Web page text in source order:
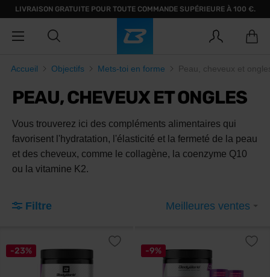
LIVRAISON GRATUITE POUR TOUTE COMMANDE SUPÉRIEURE À 100 €.
Accueil Objectifs Mets-toi en forme Peau, cheveux et
PEAU, CHEVEUX ET ONGLES
Vous trouverez ici des compléments alimentaires qui
favorisent l'hydratation, l'élasticité et la fermeté de la peau
et des cheveux, comme le collagène, la coenzyme Q10
ou la vitamine K2.
Filtre Meilleures ventes
-23% -9%